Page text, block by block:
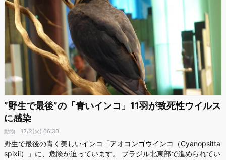
”野生で最後”の「青いインコ」11羽が致死性ウイルス
に感染
動物 12/2(火) 06:30
野生で最後の青く美しいインコ「アオコンゴウインコ（Cyanopsitta
spixii）」に、危険が迫っています。 ブラジル北東部で進められてい